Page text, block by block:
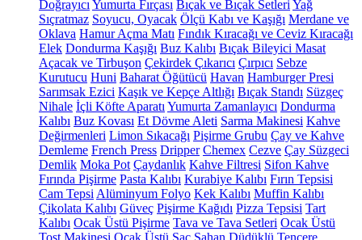
Doğrayıcı Yumurta Fırçası Bıçak ve Bıçak Setleri Yağ
Sıçratmaz Soyucu, Oyacak Ölçü Kabı ve Kaşığı Merdane ve
Oklava Hamur Açma Matı Fındık Kıracağı ve Ceviz Kıracağı
Elek Dondurma Kaşığı Buz Kalıbı Bıçak Bileyici Masat
Açacak ve Tirbuşon Çekirdek Çıkarıcı Çırpıcı Sebze
Kurutucu Huni Baharat Öğütücü Havan Hamburger Presi
Sarımsak Ezici Kaşık ve Kepçe Altlığı Bıçak Standı Süzgeç
Nihale İçli Köfte Aparatı Yumurta Zamanlayıcı Dondurma
Kalıbı Buz Kovası Et Dövme Aleti Sarma Makinesi Kahve
Değirmenleri Limon Sıkacağı Pişirme Grubu Çay ve Kahve
Demleme French Press Dripper Chemex Cezve Çay Süzgeci
Demlik Moka Pot Çaydanlık Kahve Filtresi Sifon Kahve
Fırında Pişirme Pasta Kalıbı Kurabiye Kalıbı Fırın Tepsisi
Cam Tepsi Alüminyum Folyo Kek Kalıbı Muffin Kalıbı
Çikolata Kalıbı Güveç Pişirme Kağıdı Pizza Tepsisi Tart
Kalıbı Ocak Üstü Pişirme Tava ve Tava Setleri Ocak Üstü
Tost Makinesi Ocak Üstü Sac Sahan Düdüklü Tencere